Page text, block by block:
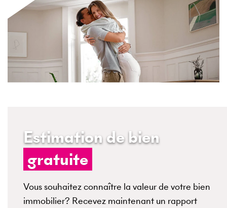
Estimation de bien
gratuite
Vous souhaitez connaître la valeur de votre bien
immobilier? Recevez maintenant un rapport